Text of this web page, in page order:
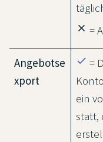
close =
Angebotse
xport
done =
ein
statt,